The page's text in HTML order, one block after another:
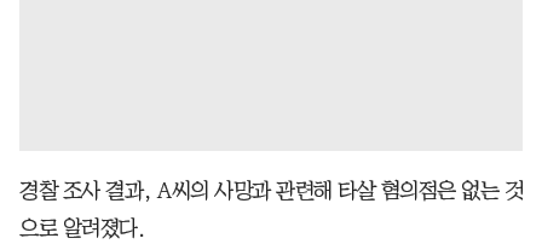
경찰 조사 결과, A씨의 사망과 관련해 타살 혐의점은 없는 것
으로 알려졌다.